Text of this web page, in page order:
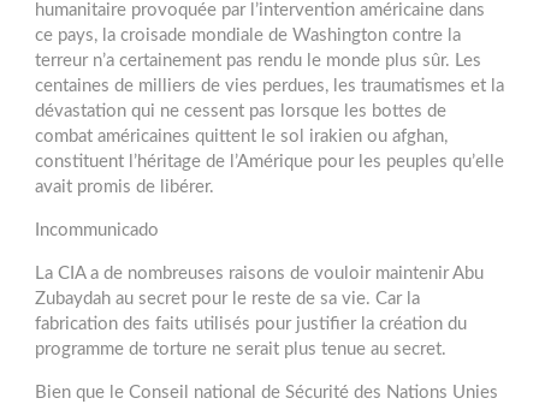
humanitaire provoquée par l’intervention américaine dans
ce pays, la croisade mondiale de Washington contre la
terreur n’a certainement pas rendu le monde plus sûr. Les
centaines de milliers de vies perdues, les traumatismes et la
dévastation qui ne cessent pas lorsque les bottes de
combat américaines quittent le sol irakien ou afghan,
constituent l’héritage de l’Amérique pour les peuples qu’elle
avait promis de libérer.
Incommunicado
La CIA a de nombreuses raisons de vouloir maintenir Abu
Zubaydah au secret pour le reste de sa vie. Car la
fabrication des faits utilisés pour justifier la création du
programme de torture ne serait plus tenue au secret.
Bien que le Conseil national de Sécurité des Nations Unies